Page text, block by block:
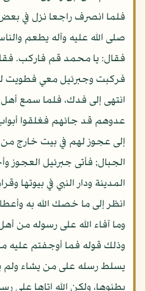
فلما انصرف راجعا نزل في بعض
صلى الله عليه وآله يطعم
فقال: يا محمد قم فاركب. فقال
فركبت وجبرئيل معي فطويت
انتهى إلى فدك، فلما سمع
عدوهم قد جائهم فغلقوا
إلى عجوز لهم في بيت خارج
الجبال; فأتى جبرئيل العجوز
المدينة ودار النبي في بيوتها
انظر إلى ما خصك الله به
وما آفاء الله على رسوله من
وذلك قوله فما أوجفتم عليه
يسلط رسله على من يشاء
يطئوها، ولكن الله اتاها على